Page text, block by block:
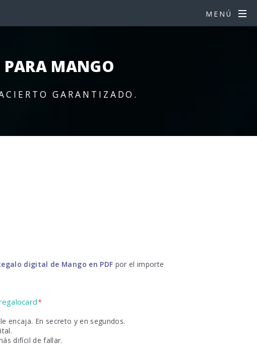
MENÚ
PARA MANGO
GARANTIZADO.
digital de Mango en PDF por el importe
*
encaja. En secreto y en segundos.
difícil de fallar.